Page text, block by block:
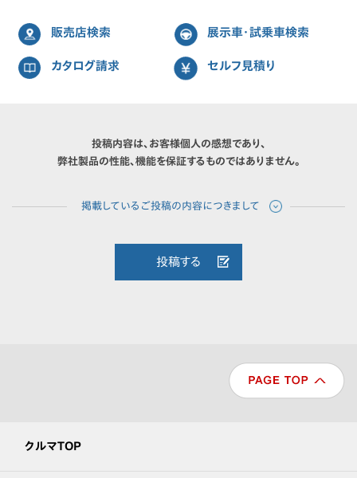
販売店検索 展示車・試乗車検索
カタログ請求 セルフ見積り
投稿内容は、お客様個人の感想であり、
弊社製品の性能、機能を保証するものではありません。
投稿する
クルマTOP